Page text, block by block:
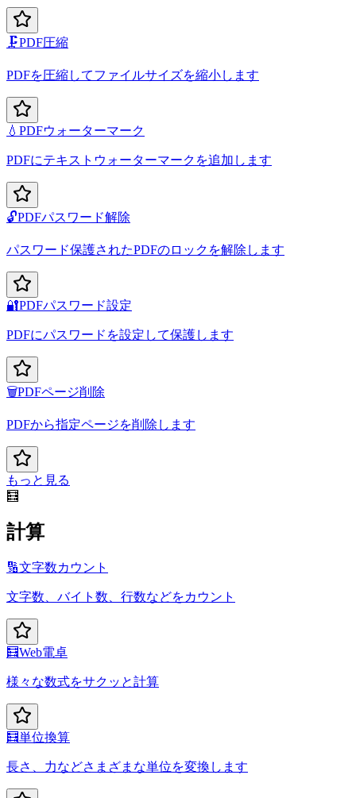
🗜️PDF圧縮
PDFを圧縮してファイルサイズを縮小します
💧 PDFウォーターマーク
PDFにテキストウォーターマークを追加します
🔓PDFパスワード解除
パスワード保護されたPDFのロックを解除します
🔐PDFパスワード設定
PDFにパスワードを設定して保護します
🗑️PDFページ削除
PDFから指定ページを削除します
もっと見る
🧮
計算
🔢文字数カウント
文字数、バイト数、行数などをカウント
🧮Web電卓
様々な数式をサクッと計算
🧮単位換算
長さ、力などさまざまな単位を変換します